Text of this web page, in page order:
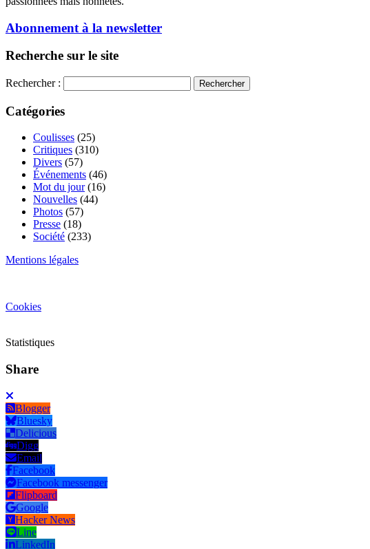
Abonnement à la newsletter
Recherche sur le site
Rechercher :
Catégories
Coulisses (25)
Critiques (310)
Divers (57)
Événements (46)
Mot du jour(16)
Nouvelles (44)
Photos (57)
Presse (18)
Société (233)
Mentions légales
Cookies
Statistiques
Share
Blogger
Bluesky
Delicious
Digg
Email
Facebook
Facebook messenger
Flipboard
Google
Hacker News
Line
LinkedIn